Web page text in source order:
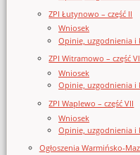
ZPI Łutynowo – część II
Wniosek
Opinie, uzgodnienia i
ZPI Witramowo – część VI
Wniosek
Opinie, uzgodnienia i
ZPI Waplewo – część VII
Wniosek
Opinie, uzgodnienia i
Ogłoszenia Warmińsko-